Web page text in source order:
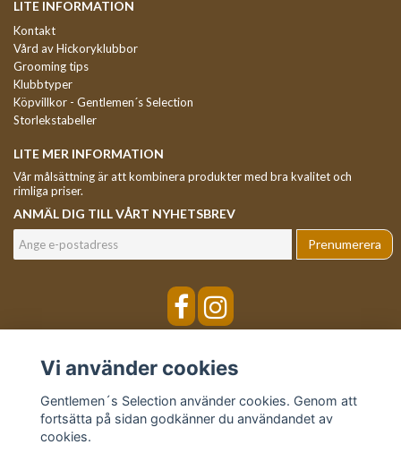
LITE INFORMATION
Kontakt
Vård av Hickoryklubbor
Grooming tips
Klubbtyper
Köpvillkor - Gentlemen´s Selection
Storlekstabeller
LITE MER INFORMATION
Vår målsättning är att kombinera produkter med bra kvalitet och
rimliga priser.
ANMÄL DIG TILL VÅRT NYHETSBREV
Prenumerera
Vi använder cookies
Gentlemen´s Selection använder cookies. Genom att
fortsätta på sidan godkänner du användandet av
cookies.